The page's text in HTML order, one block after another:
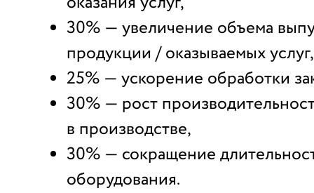
30% — увеличение объема
продукции / оказываемых услуг,
25% — ускорение обработки
30% — рост
в производстве,
30% — сокращение
оборудования.